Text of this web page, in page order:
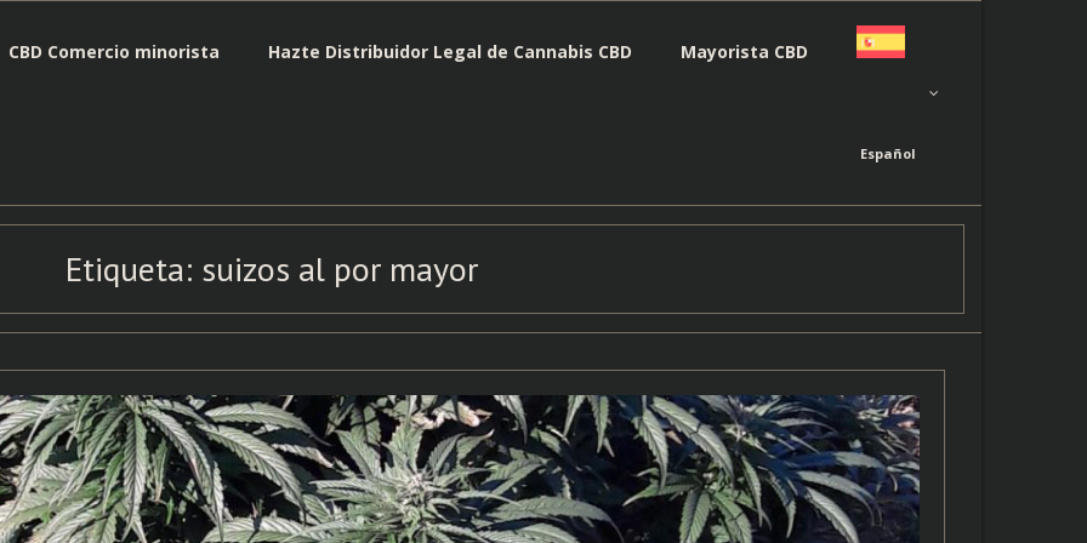
CBD Comercio minorista Hazte Distribuidor Legal de Cannabis CBD Mayorista CBD
Español
Etiqueta: suizos al por mayor